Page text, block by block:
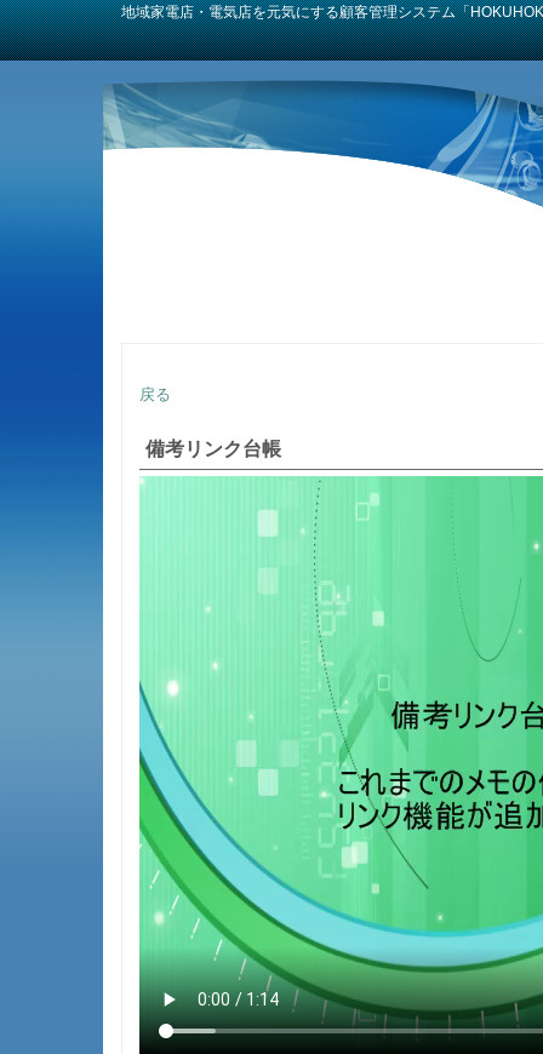
地域家電店・電気店を元気にする顧客管理システム「
戻る
備考リンク台帳